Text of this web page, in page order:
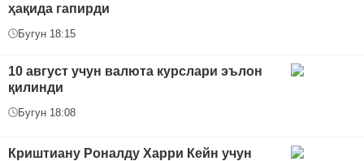
ҳақида гапирди
Бугун 18:15
10 август учун валюта курслари эълон
қилинди
Бугун 18:08
Криштиану Роналду Харри Кейн учун